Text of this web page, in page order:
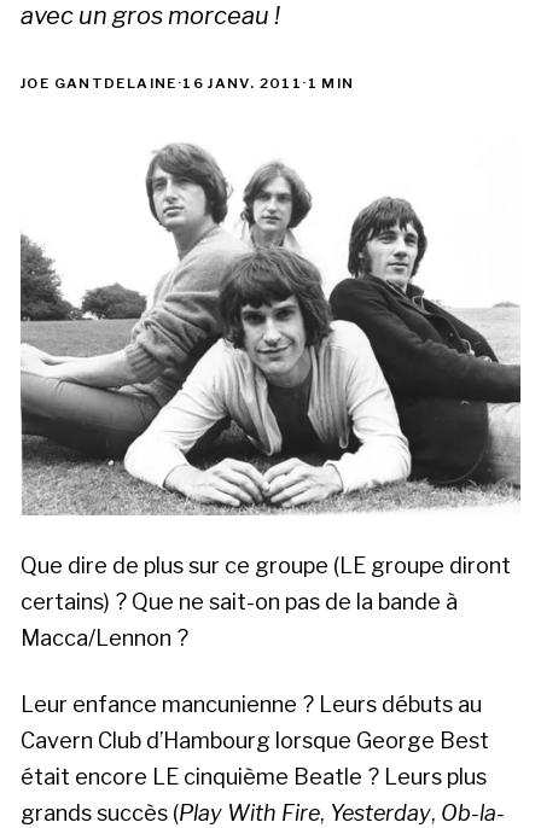
avec un gros morceau !
JOE GANTDELAINE ·16 JANV. 2011 · 1 MIN
Que dire de plus sur ce groupe (LE groupe diront
certains) ? Que ne sait-on pas de la bande à
Macca/Lennon ?
Leur enfance mancunienne ? Leurs débuts au
Cavern Club d’Hambourg lorsque George Best
était encore LE cinquième Beatle ? Leurs plus
grands succès (Play With Fire, Yesterday, Ob-la-